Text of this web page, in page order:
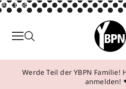
ANZEIGE
Parfum
Make-up
Werde Teil der YBPN Familie!
anmelden!